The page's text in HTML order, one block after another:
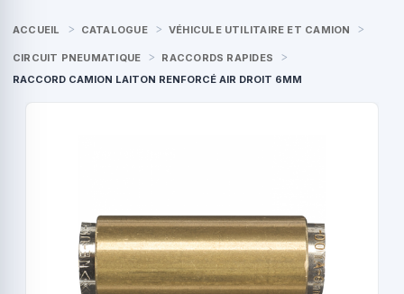
ACCUEIL CATALOGUE VÉHICULE UTILITAIRE ET CAMION
CIRCUIT PNEUMATIQUE
RACCORDS RAPIDES
RACCORD CAMION LAITON RENFORCÉ AIR DROIT 6MM